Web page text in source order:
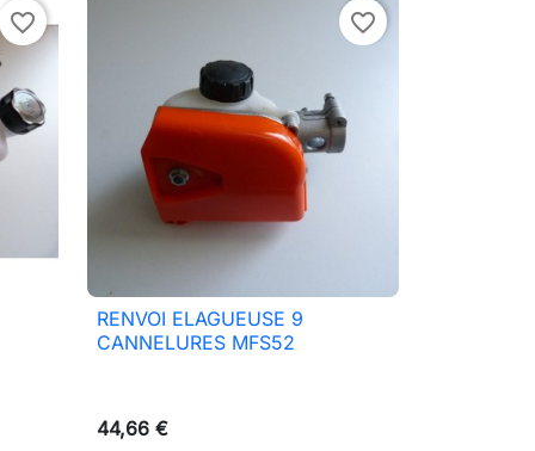
favorite_border favorite_border
 Aperçu rapide
RENVOI ELAGUEUSE 9
CANNELURES MFS52
44,66 €